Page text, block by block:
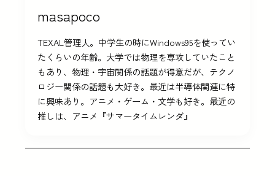
masapoco
TEXAL管理人。中学生の時にWindows95を使ってい
たくらいの年齢。大学では物理を専攻していたこと
もあり、物理・宇宙関係の話題が得意だが、テクノ
ロジー関係の話題も大好き。最近は半導体関連に特
に興味あり。アニメ・ゲーム・文学も好き。最近の
推しは、アニメ『サマータイムレンダ』